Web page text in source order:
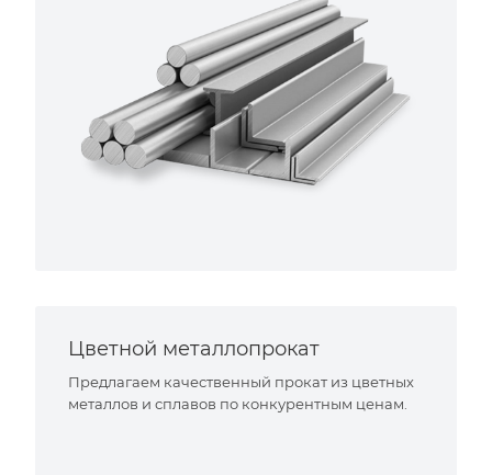
Цветной металлопрокат
Предлагаем качественный прокат из цветных
металлов и сплавов по конкурентным ценам.